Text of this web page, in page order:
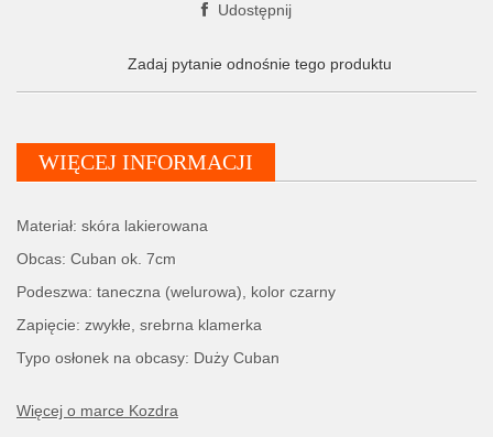
Udostępnij
Zadaj pytanie odnośnie tego produktu
WIĘCEJ INFORMACJI
Materiał: skóra lakierowana
Obcas: Cuban ok. 7cm
Podeszwa: taneczna (welurowa), kolor czarny
Zapięcie: zwykłe, srebrna klamerka
Typo osłonek na obcasy: Duży Cuban
Więcej o marce Kozdra